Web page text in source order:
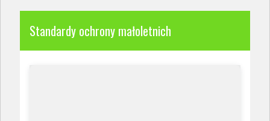
Standardy ochrony małoletnich